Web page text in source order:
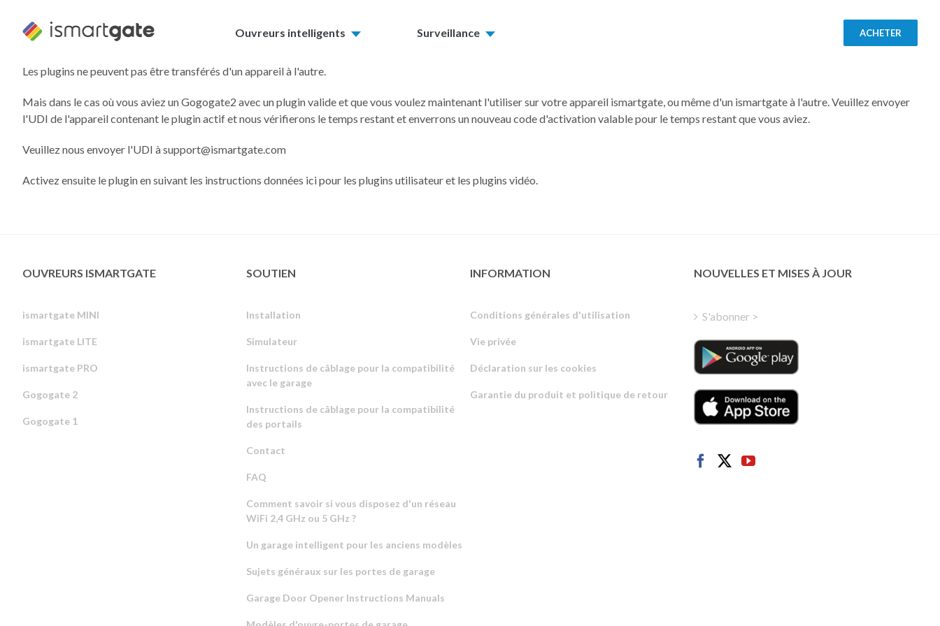
content
Ouvreurs intelligents Surveillance ACHETER
Les plugins ne peuvent pas être transférés d'un appareil à l'autre.
Mais dans le cas où vous aviez un Gogogate2 avec un plugin valide et que vous voulez maintenant l'utiliser sur votre appareil ismartgate, ou même d'un ismartgate à l'autre. Veuillez envoyer
l'UDI de l'appareil contenant le plugin actif et nous vérifierons le temps restant et enverrons un nouveau code d'activation valable pour le temps restant que vous aviez.
Veuillez nous envoyer l'UDI à support@ismartgate.com
Activez ensuite le plugin en suivant les instructions données ici pour les plugins utilisateur et les plugins vidéo.
OUVREURS ISMARTGATE
ismartgate MINI
ismartgate LITE
ismartgate PRO
Gogogate 2
Gogogate 1
SOUTIEN
Installation
Simulateur
Instructions de câblage pour la compatibilité
avec le garage
Instructions de câblage pour la compatibilité
des portails
Contact
FAQ
Comment savoir si vous disposez d'un réseau
WiFi 2,4 GHz ou 5 GHz ?
Un garage intelligent pour les anciens modèles
Sujets généraux sur les portes de garage
Garage Door Opener Instructions Manuals
INFORMATION
Conditions générales d'utilisation
Vie privée
Déclaration sur les cookies
Garantie du produit et politique de retour
NOUVELLES ET MISES À JOUR
S'abonner >
Finnish
Greek
Latvian
Estonian